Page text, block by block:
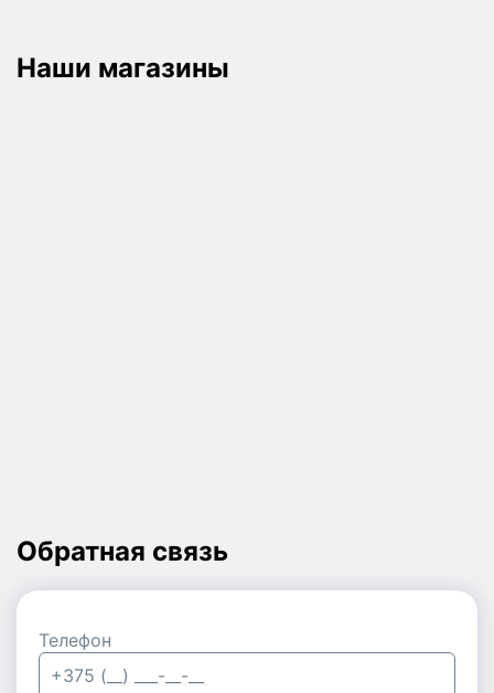
Наши магазины
Обратная связь
Телефон